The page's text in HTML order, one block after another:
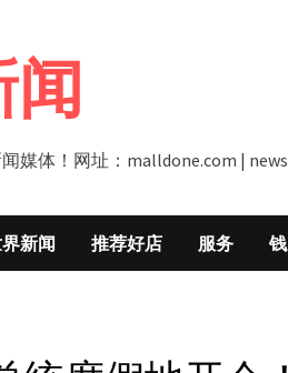
媒体！网址：malldone.com |
新闻 推荐好店 服务